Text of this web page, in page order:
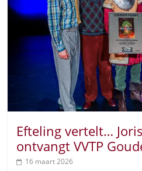
Efteling vertelt…
ontvangt VVTP
16 maart 2026